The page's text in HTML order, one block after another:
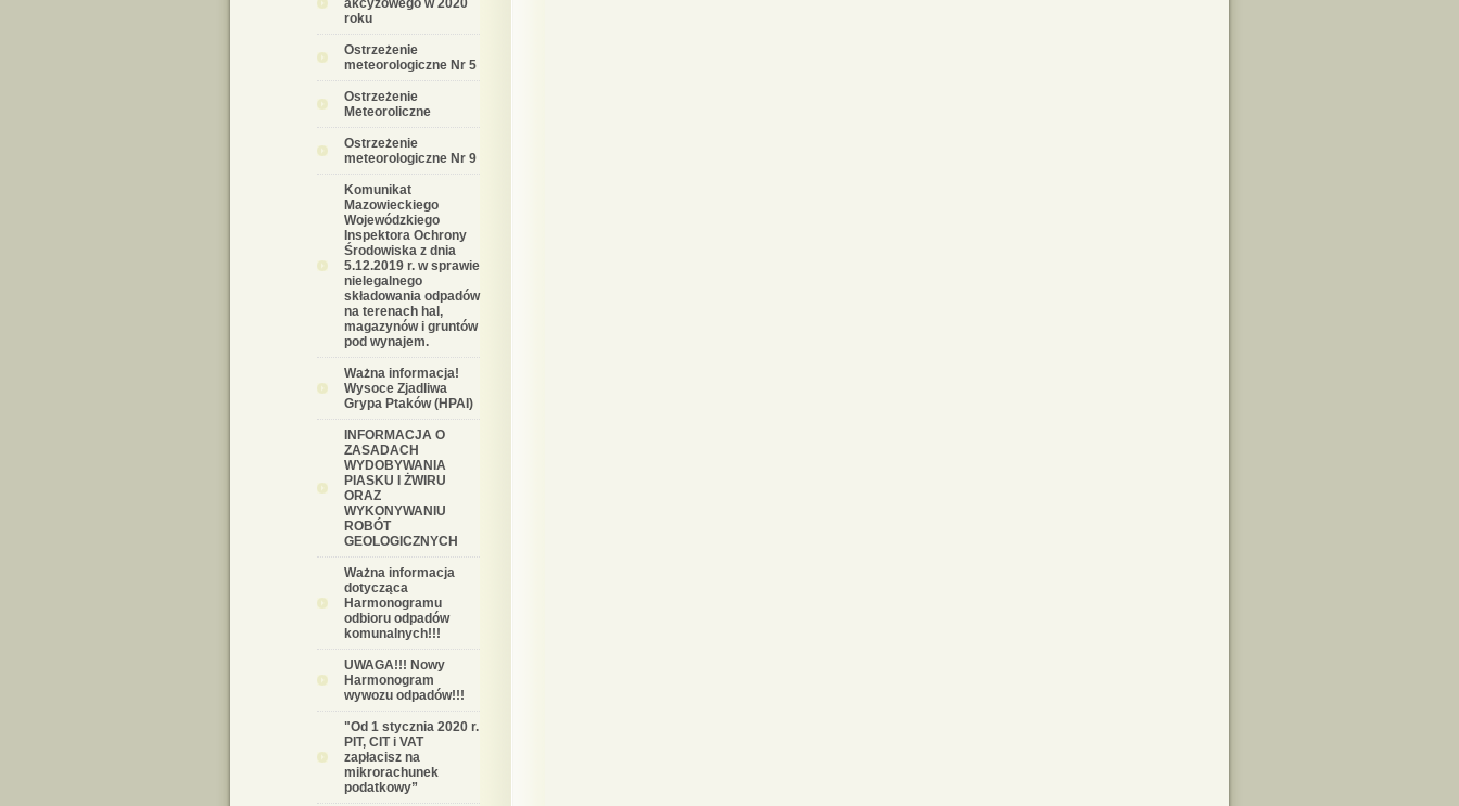
akcyzowego w 2020
roku
Ostrzeżenie
meteorologiczne Nr 5
Ostrzeżenie
Meteoroliczne
Ostrzeżenie
meteorologiczne Nr 9
Komunikat
Mazowieckiego
Wojewódzkiego
Inspektora Ochrony
Środowiska z dnia
5.12.2019 r. w sprawie
nielegalnego
składowania odpadów
na terenach hal,
magazynów i gruntów
pod wynajem.
Ważna informacja!
Wysoce Zjadliwa
Grypa Ptaków (HPAI)
INFORMACJA O
ZASADACH
WYDOBYWANIA
PIASKU I ŻWIRU
ORAZ
WYKONYWANIU
ROBÓT
GEOLOGICZNYCH
Ważna informacja
dotycząca
Harmonogramu
odbioru odpadów
komunalnych!!!
UWAGA!!! Nowy
Harmonogram
wywozu odpadów!!!
"Od 1 stycznia 2020 r.
PIT, CIT i VAT
zapłacisz na
mikrorachunek
podatkowy”